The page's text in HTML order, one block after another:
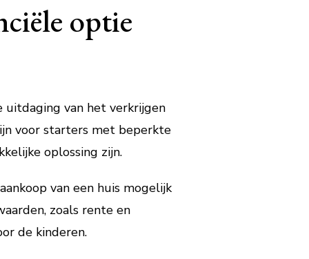
optie
van het verkrijgen
voor starters met beperkte
oplossing zijn.
van een huis mogelijk
zoals rente en
de kinderen.